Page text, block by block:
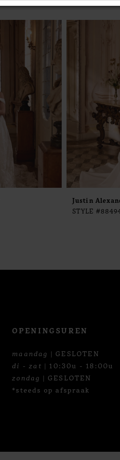
Justin
STYLE
OPENINGSUREN
maandag | GESLOTEN
di - zat | 10:30u - 18:00u
zondag | GESLOTEN
*steeds op afspraak